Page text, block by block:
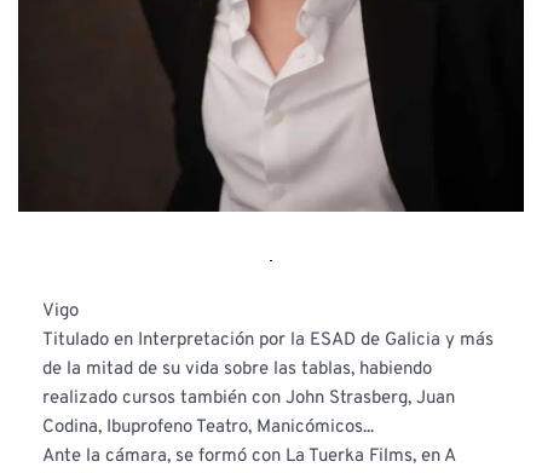
Vigo
Titulado en Interpretación por la ESAD de Galicia y más
de la mitad de su vida sobre las tablas, habiendo
realizado cursos también con John Strasberg, Juan
Codina, Ibuprofeno Teatro, Manicómicos...
Ante la cámara, se formó con La Tuerka Films, en A